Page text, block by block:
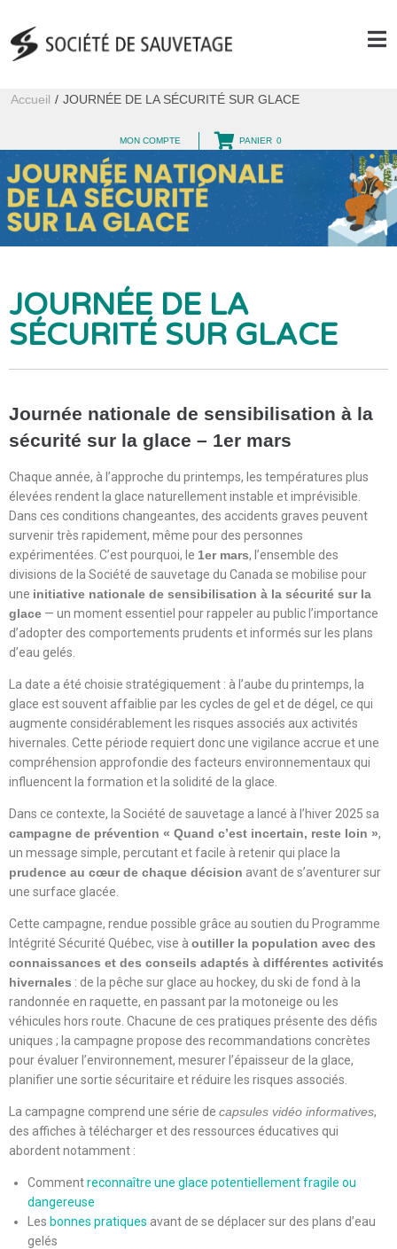
Accueil / JOURNÉE DE LA SÉCURITÉ SUR GLACE
MON COMPTE PANIER 0
JOURNÉE DE LA
SÉCURITÉ SUR GLACE
Journée nationale de sensibilisation à la
sécurité sur la glace – 1er mars
Chaque année, à l’approche du printemps, les températures plus
élevées rendent la glace naturellement instable et imprévisible.
Dans ces conditions changeantes, des accidents graves peuvent
survenir très rapidement, même pour des personnes
expérimentées. C’est pourquoi, le 1er mars, l’ensemble des
divisions de la Société de sauvetage du Canada se mobilise pour
une initiative nationale de sensibilisation à la sécurité sur la
glace — un moment essentiel pour rappeler au public l’importance
d’adopter des comportements prudents et informés sur les plans
d’eau gelés.
La date a été choisie stratégiquement : à l’aube du printemps, la
glace est souvent affaiblie par les cycles de gel et de dégel, ce qui
augmente considérablement les risques associés aux activités
hivernales. Cette période requiert donc une vigilance accrue et une
compréhension approfondie des facteurs environnementaux qui
influencent la formation et la solidité de la glace.
Dans ce contexte, la Société de sauvetage a lancé à l’hiver 2025 sa
campagne de prévention « Quand c’est incertain, reste loin »,
un message simple, percutant et facile à retenir qui place la
prudence au cœur de chaque décision avant de s’aventurer sur
une surface glacée.
Cette campagne, rendue possible grâce au soutien du Programme
Intégrité Sécurité Québec, vise à outiller la population avec des
connaissances et des conseils adaptés à différentes activités
hivernales : de la pêche sur glace au hockey, du ski de fond à la
randonnée en raquette, en passant par la motoneige ou les
véhicules hors route. Chacune de ces pratiques présente des défis
uniques ; la campagne propose des recommandations concrètes
pour évaluer l’environnement, mesurer l’épaisseur de la glace,
planifier une sortie sécuritaire et réduire les risques associés.
La campagne comprend une série de capsules vidéo informatives,
des affiches à télécharger et des ressources éducatives qui
abordent notamment :
Commentreconnaître une glace potentiellement fragile ou
dangereuse
Les bonnes pratiques avant de se déplacer sur des plans d’eau
gelés